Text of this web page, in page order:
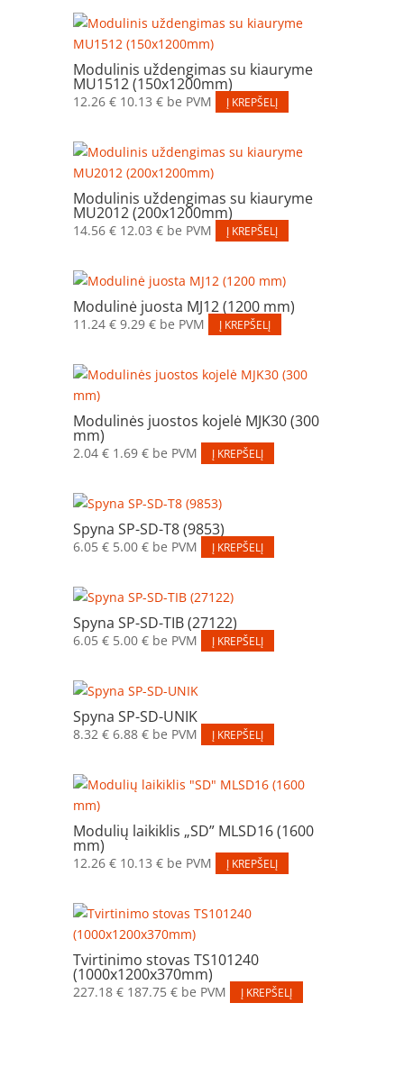
Modulinis uždengimas su kiauryme
MU1512 (150x1200mm)
12.26 € 10.13 €be PVM Į KREPŠELĮ
Modulinis uždengimas su kiauryme
MU2012 (200x1200mm)
14.56 € 12.03 €be PVM Į KREPŠELĮ
Modulinė juosta MJ12 (1200 mm)
11.24 € 9.29 €be PVM Į KREPŠELĮ
Modulinės juostos kojelė MJK30 (300
mm)
2.04 € 1.69 €be PVM Į KREPŠELĮ
Spyna SP-SD-T8 (9853)
6.05 € 5.00 €be PVM Į KREPŠELĮ
Spyna SP-SD-TIB (27122)
6.05 € 5.00 €be PVM Į KREPŠELĮ
Spyna SP-SD-UNIK
8.32 € 6.88 €be PVM Į KREPŠELĮ
Modulių laikiklis „SD” MLSD16 (1600
mm)
12.26 € 10.13 €be PVM Į KREPŠELĮ
Tvirtinimo stovas TS101240
(1000x1200x370mm)
227.18 € 187.75 €be PVM Į KREPŠELĮ